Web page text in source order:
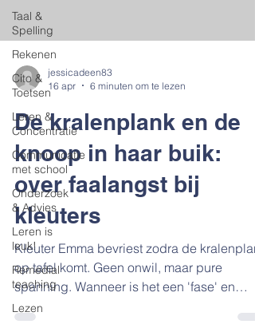
Taal &
Spelling
Rekenen
Cito &
Toetsen
Leren &
Concentratie
Communicatie
met school
Onderzoek
& Advies
Leren is
leuk!
Remedial
teaching
Lezen
jessicadeen83
16 apr
6 minuten om te lezen
De kralenplank en de
knoop in haar buik:
over faalangst bij
kleuters
Kleuter Emma bevriest zodra de
op tafel komt. Geen onwil, maar pure
spanning. Wanneer is het een 'fase' en
wanneer een signaal? Ontdek waarom